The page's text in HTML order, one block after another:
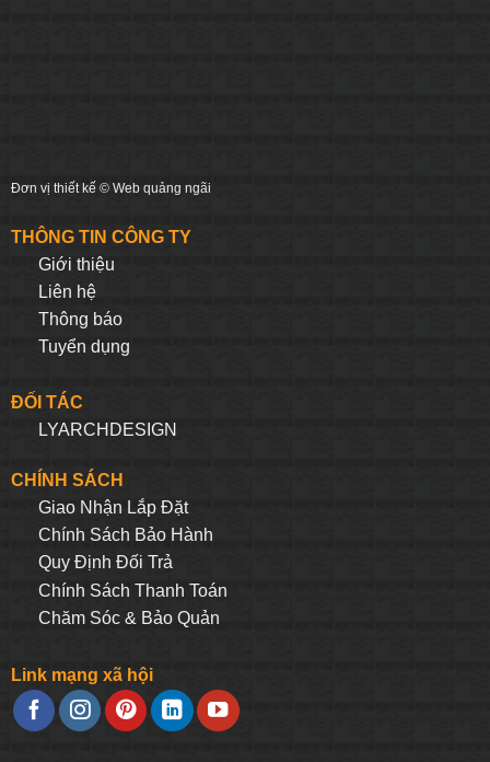
Đơn vị thiết kế © Web quảng ngãi
THÔNG TIN CÔNG TY
Giới thiệu
Liên hệ
Thông báo
Tuyển dụng
ĐỐI TÁC
LYARCHDESIGN
CHÍNH SÁCH
Giao Nhận Lắp Đặt
Chính Sách Bảo Hành
Quy Định Đối Trả
Chính Sách Thanh Toán
Chăm Sóc & Bảo Quản
Link mạng xã hội